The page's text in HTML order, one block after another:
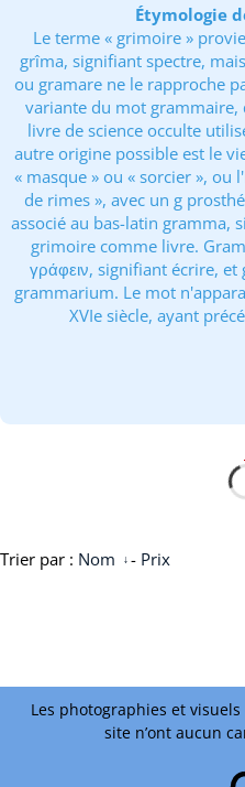
Étymologie
Le terme « grimoire »
grîma, signifiant spectre,
ou gramare ne le rapproche
variante du mot
livre de science occulte
autre origine possible est le
« masque » ou « sorcier »,
de rimes », avec un g
associé au bas-latin gramma,
grimoire comme livre.
γράφειν, signifiant écrire,
grammarium. Le mot
XVIe siècle, ayant
Trier par : Nom - Prix
Les photographies et
site n’ont aucun